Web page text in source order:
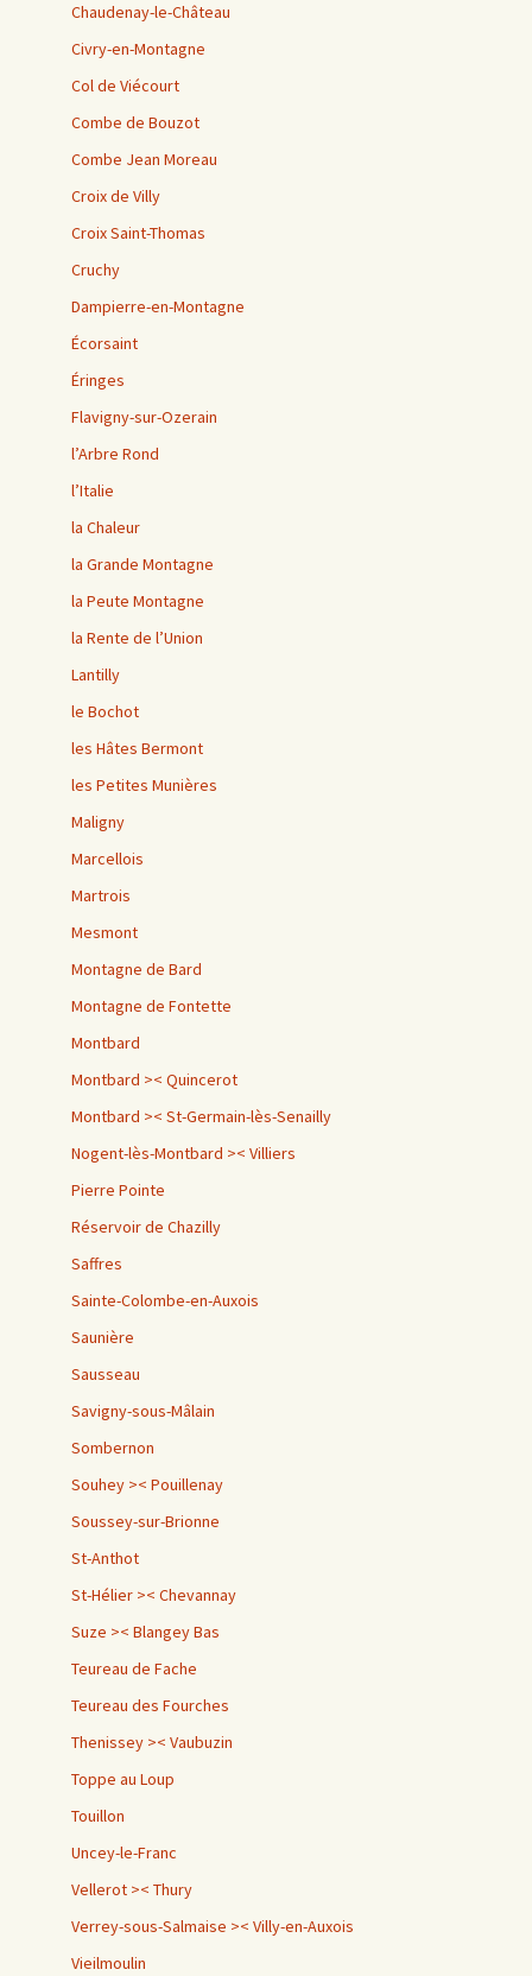
Chaudenay-le-Château
Civry-en-Montagne
Col de Viécourt
Combe de Bouzot
Combe Jean Moreau
Croix de Villy
Croix Saint-Thomas
Cruchy
Dampierre-en-Montagne
Écorsaint
Éringes
Flavigny-sur-Ozerain
l’Arbre Rond
l’Italie
la Chaleur
la Grande Montagne
la Peute Montagne
la Rente de l’Union
Lantilly
le Bochot
les Hâtes Bermont
les Petites Munières
Maligny
Marcellois
Martrois
Mesmont
Montagne de Bard
Montagne de Fontette
Montbard
Montbard >< Quincerot
Montbard >< St-Germain-lès-Senailly
Nogent-lès-Montbard >< Villiers
Pierre Pointe
Réservoir de Chazilly
Saffres
Sainte-Colombe-en-Auxois
Saunière
Sausseau
Savigny-sous-Mâlain
Sombernon
Souhey >< Pouillenay
Soussey-sur-Brionne
St-Anthot
St-Hélier >< Chevannay
Suze >< Blangey Bas
Teureau de Fache
Teureau des Fourches
Thenissey >< Vaubuzin
Toppe au Loup
Touillon
Uncey-le-Franc
Vellerot >< Thury
Verrey-sous-Salmaise >< Villy-en-Auxois
Vieilmoulin